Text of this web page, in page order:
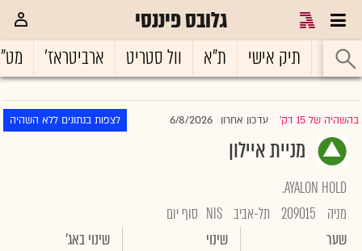
גלובס פיננסי
ראשי תיק אישי ת"א וול סטריט ארביטראז'
בהשהיה של 15 דק' |עדכון אחרון 6/8/2026 לצפות בנתונים ללא השהיה
מניית איילון
AYALON HOLD.
מניה
209015 תל-אביב NIS סוף יום
שער
שינוי שינוי באג'